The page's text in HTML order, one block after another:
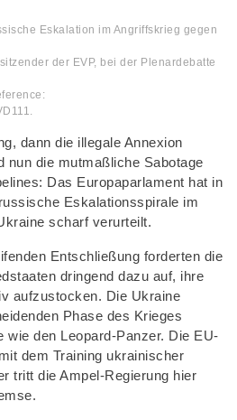
Eskalation im Angriffskrieg gegen
der EVP, bei der Plenardebatte
dann die illegale Annexion
nun die mutmaßliche Sabotage
Das Europaparlament hat in
Eskalationsspirale im
scharf verurteilt.
Entschließung forderten die
dringend dazu auf, ihre
aufzustocken. Die Ukraine
Phase des Krieges
wie den Leopard-Panzer. Die EU-
dem Training ukrainischer
tritt die Ampel-Regierung hier